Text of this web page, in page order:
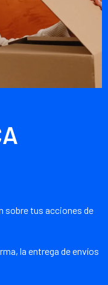
sobre tus acciones de
la entrega de envíos